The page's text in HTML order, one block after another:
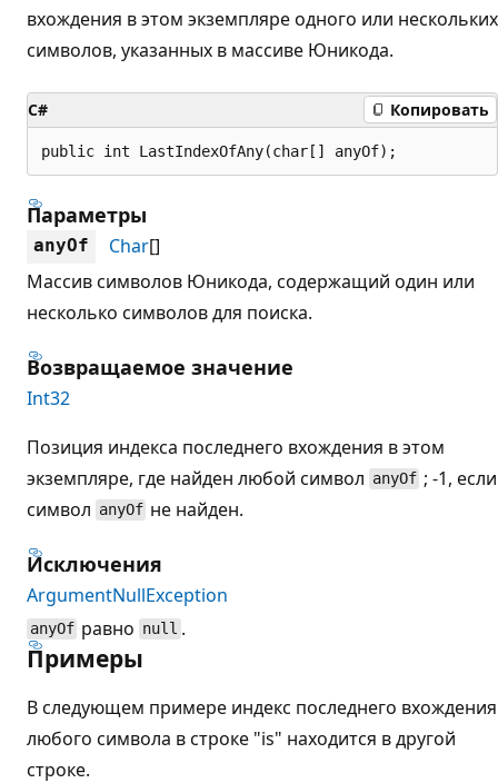
вхождения в этом экземпляре одного или нескольких
символов, указанных в массиве Юникода.
C# Копировать
public int LastIndexOfAny(char[] anyOf);
Параметры
anyOf Char[]
Массив символов Юникода, содержащий один или
несколько символов для поиска.
Возвращаемое значение
Int32
Позиция индекса последнего вхождения в этом
экземпляре, где найден любой символ anyOf ; -1, если
символ anyOf не найден.
Исключения
ArgumentNullException
anyOf равно null .
Примеры
В следующем примере индекс последнего вхождения
любого символа в строке "is" находится в другой
строке.